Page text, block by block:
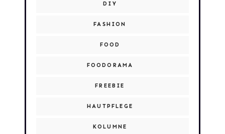
DIY
FASHION
FOOD
FOODORAMA
FREEBIE
HAUTPFLEGE
KOLUMNE